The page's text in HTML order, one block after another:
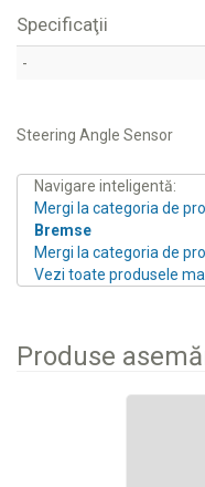
Specificaţii
-
Steering Angle Sensor
Navigare inteligentă:
Mergi la categoria de
Bremse
Mergi la categoria de
Vezi toate produsele
Produse